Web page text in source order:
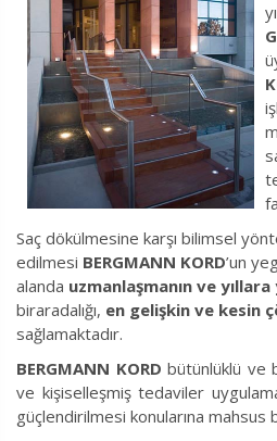
Saç dökülmesine karşı bilimsel
edilmesi BERGMANN KORD’un
alanda uzmanlaşmanın ve
biraradalığı, en gelişkin ve kesin
sağlamaktadır.
BERGMANN KORD bütünlüklü ve
ve kişiselleşmiş tedaviler
güçlendirilmesi konularına mahsus